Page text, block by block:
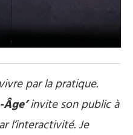
par la pratique.
invite son public à
l’interactivité. Je